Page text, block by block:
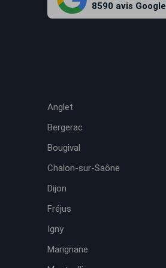
8590 avis Google
Anglet
Bergerac
Bougival
Chalon-sur-Saône
Dijon
Fréjus
Igny
Marignane